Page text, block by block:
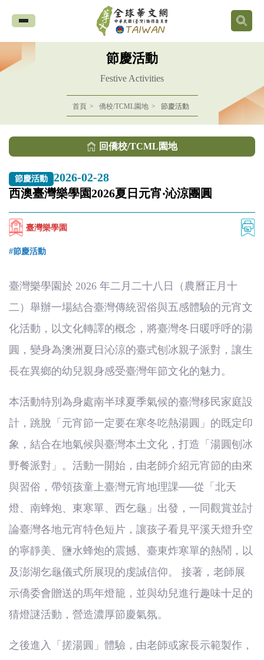
全
球
華
網
中
華
民
國
(臺
灣)
僑
務
員
會
節慶活動
Festive Activities
首頁 僑校/TCML園地 節慶活動
回僑校/TCML園地
節慶活動
2026-02-28
西澳臺灣樂學園2026夏日元宵‧沁涼團圓
臺灣樂學園
#節慶活動
臺灣樂學園於 2026 年二月二十八日（農曆正月十
二）舉辦一場結合臺灣傳統習俗與五感體驗的元宵文
化活動，以文化轉譯的概念，將臺灣冬日暖呼呼的湯
圓，變身為澳洲夏日沁涼的臺式刨冰親子派對，讓生
長在異鄉的幼兒親身感受臺灣年節文化的魅力。
本活動特別為身處南半球夏季氣候的臺灣移民家庭設
計，跳脫「元宵節一定要在寒冬吃熱湯圓」的既定印
象，結合在地氣候與臺灣本土文化，打造「湯圓刨冰
野餐派對」。活動一開始，由老師介紹元宵節的由來
與習俗，帶領孩童上臺灣元宵地理課──從「北天
燈、南蜂炮、東寒單、西乞龜」出發，一同觀賞並討
論臺灣各地元宵特色短片，讓孩子看見平溪天燈升空
的寧靜美、鹽水蜂炮的震撼、臺東炸寒單的熱鬧，以
及澎湖乞龜儀式所展現的虔誠信仰。 接著，老師展
示僑委會贈送的馬年燈籠，並與幼兒進行趣味十足的
猜燈謎活動，營造濃厚節慶氣氛。
之後進入「搓湯圓」體驗，由老師或家長示範製作，